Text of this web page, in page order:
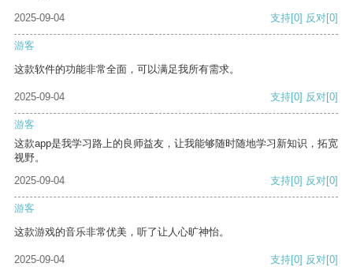
2025-09-04 支持[0] 反对[0]
游客
这款软件的功能非常全面，可以满足我所有需求。
2025-09-04 支持[0] 反对[0]
游客
这款app是我学习路上的良师益友，让我能够随时随地学习新知识，拓宽
视野。
2025-09-04
支持[0] 反对[0]
游客
这款游戏的音乐非常优美，听了让人心旷神怡。
2025-09-04 支持[0] 反对[0]